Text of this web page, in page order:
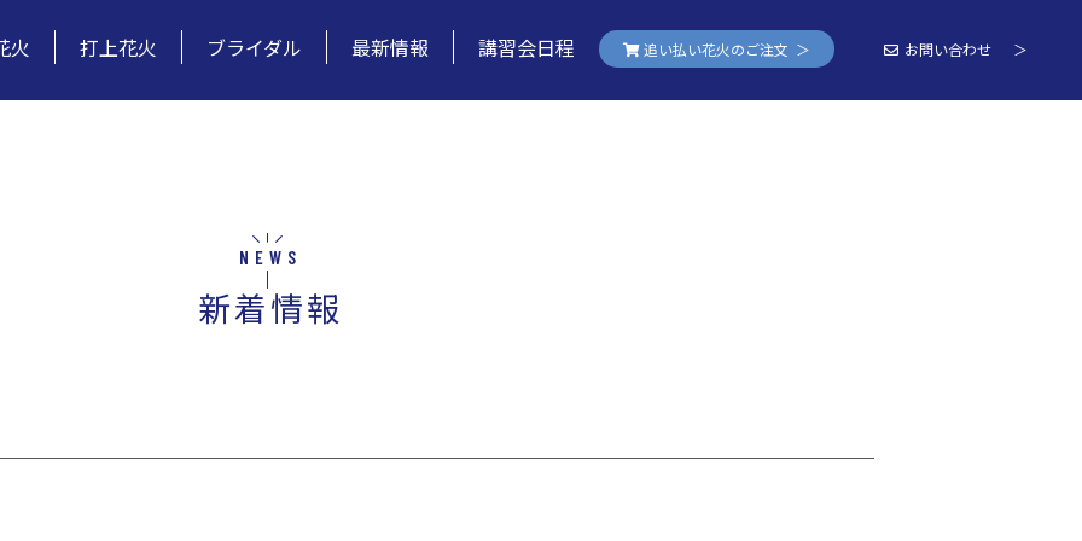
火 打上花火 ブライダル 最新情報 講習会日程 追い払い花火のご注文 ＞ お問い合わせ ＞
NEWS
新着情報